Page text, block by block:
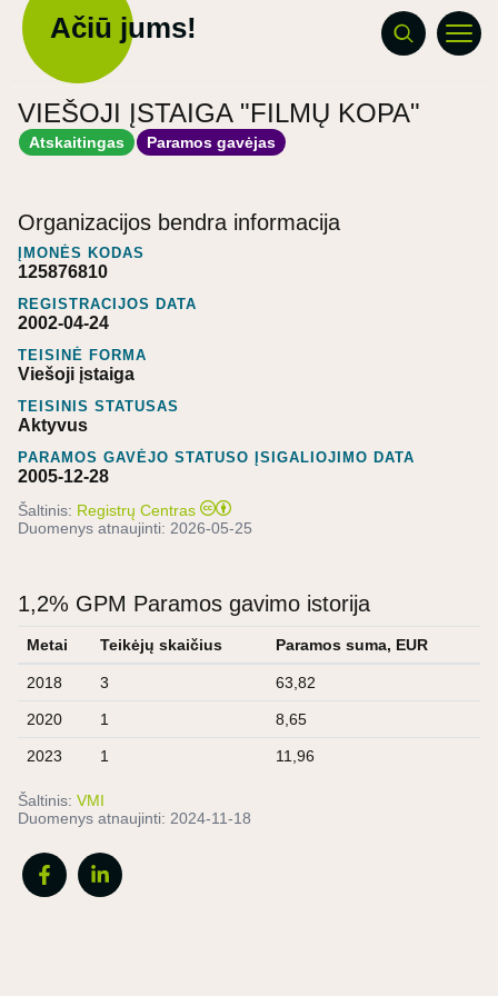
Ačiū jums!
VIEŠOJI ĮSTAIGA "FILMŲ KOPA"
Atskaitingas Paramos gavėjas
Organizacijos bendra informacija
ĮMONĖS KODAS
125876810
REGISTRACIJOS DATA
2002-04-24
TEISINĖ FORMA
Viešoji įstaiga
TEISINIS STATUSAS
Aktyvus
PARAMOS GAVĖJO STATUSO ĮSIGALIOJIMO DATA
2005-12-28
Šaltinis: Registrų Centras
Duomenys atnaujinti: 2026-05-25
1,2% GPM Paramos gavimo istorija
Metai Teikėjų skaičius Paramos suma, EUR
2018 3 63,82
2020 1 8,65
2023 1 11,96
Šaltinis: VMI
Duomenys atnaujinti: 2024-11-18